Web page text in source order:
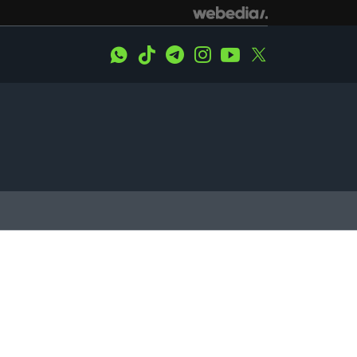
WhatsApp
Tiktok TelegramInstagramYoutube